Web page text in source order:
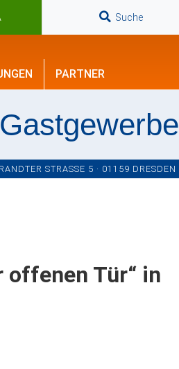
Suche
PARTNER
STRASSE 5 · 01159 DRESDEN
offenen Tür“ in